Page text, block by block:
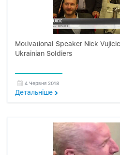
Motivational Speaker Nick
Ukrainian Soldiers
4 Червня 2018
Детальнiше